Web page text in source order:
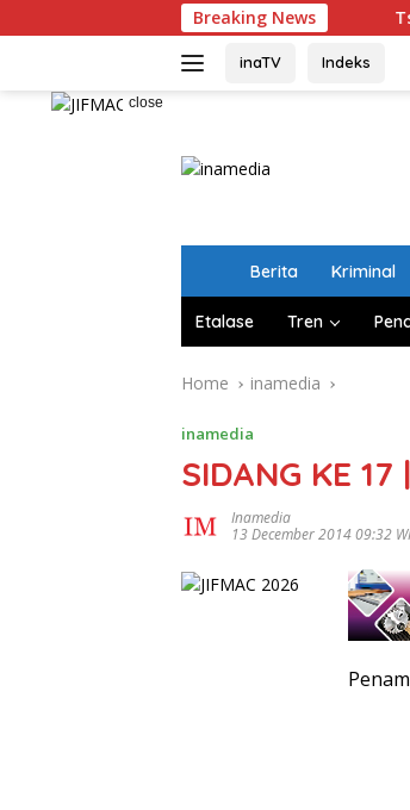
to
Breaking NewsTsunami
inaTV Indeks
close
m
e
Berita Kriminal
Etalase Tren
Home inamedia
inamedia
SIDANG KE
Inamedia
13 December 2014 09:32